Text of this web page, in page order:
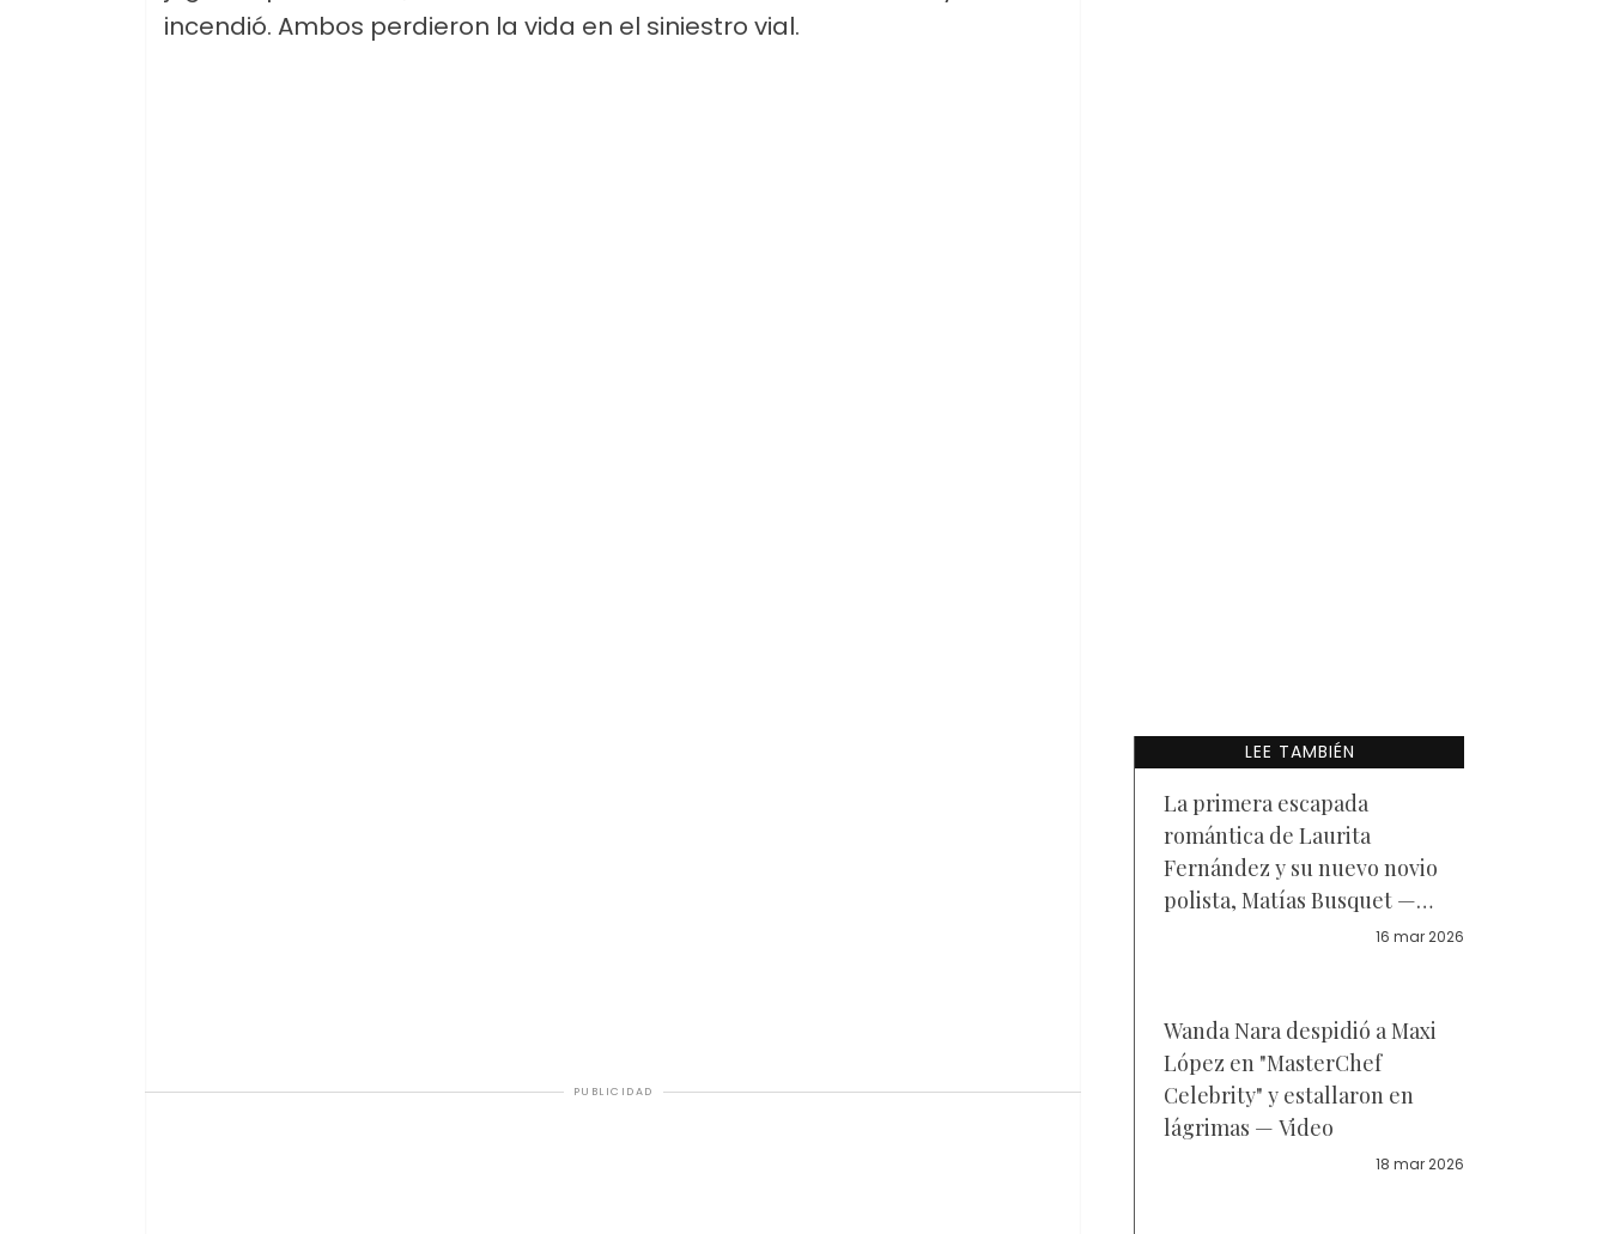
incendió. Ambos perdieron la vida en el siniestro vial.
PUBLICIDAD
LEE TAMBIÉN
La primera escapada
romántica de Laurita
Fernández y su nuevo novio
polista, Matías Busquet —
16 mar 2026
Wanda Nara despidió a Maxi
López en "MasterChef
Celebrity" y estallaron en
lágrimas — Video
18 mar 2026